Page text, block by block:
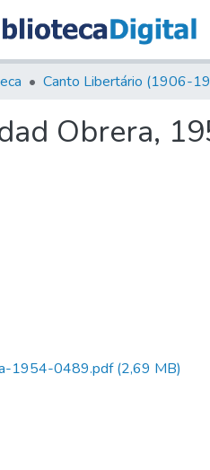
Obrera,
1954-0489.pdf(2,69 MB)